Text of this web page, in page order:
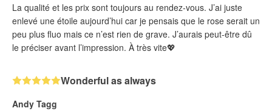
La qualité et les prix sont toujours au rendez-vous. J’ai juste
enlevé une étoile aujourd’hui car je pensais que le rose serait un
peu plus fluo mais ce n’est rien de grave. J’aurais peut-être dû
le préciser avant l’impression. À très vite💖
Wonderful as always
Andy Tagg